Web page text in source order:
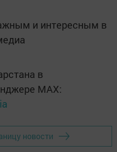
и интересным в
в
MАХ:
новости